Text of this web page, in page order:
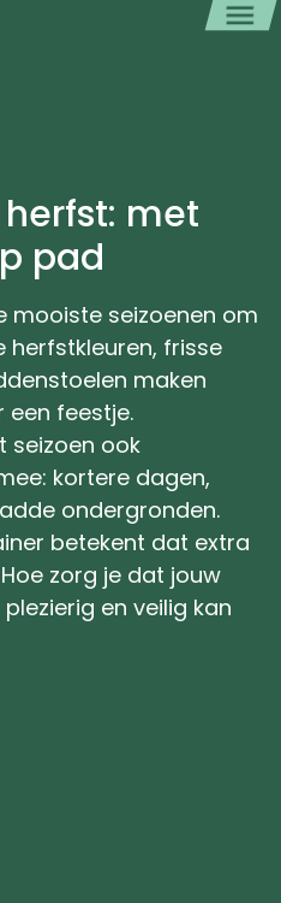
met
pad
mooiste seizoenen om
herfstkleuren, frisse
maken
een feestje.
seizoen ook
kortere dagen,
ondergronden.
betekent dat extra
zorg je dat jouw
en veilig kan